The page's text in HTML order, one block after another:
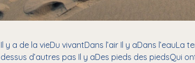
Il y a de la vieDu vivantDans l’air Il y aDans
dessus d’autres pas Il y aDes pieds des piedsQui